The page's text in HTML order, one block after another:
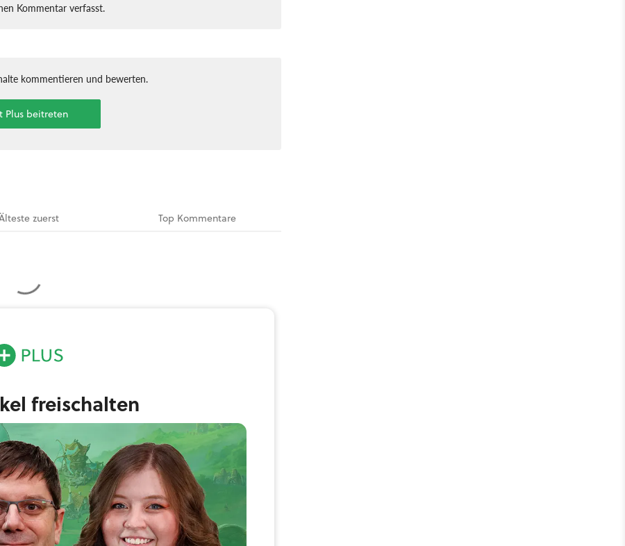
Kommentar verfasst.
kommentieren und bewerten.
Plus beitreten
zuerst Top Kommentare
freischalten